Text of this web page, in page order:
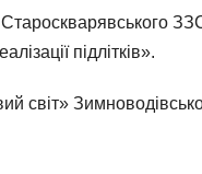
підлітків».
світ»